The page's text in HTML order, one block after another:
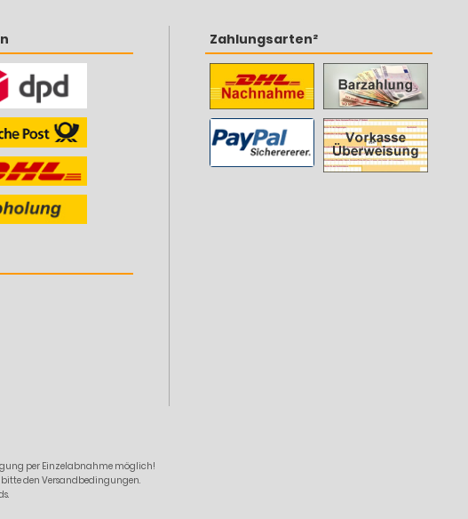
Zahlungsarten²
per Einzelabnahme möglich!
den Versandbedingungen.